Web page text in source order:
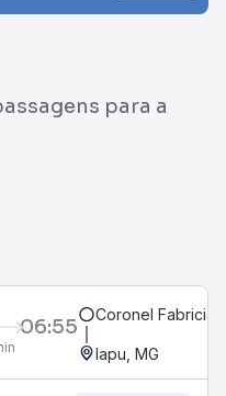
para a
06:55 Coronel
Iapu, MG